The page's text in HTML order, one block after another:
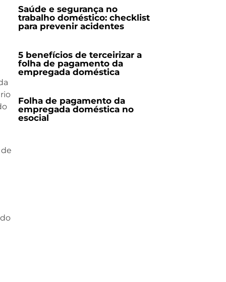
Saúde e segurança no
trabalho doméstico: checklist
para prevenir acidentes
5 benefícios de terceirizar a
folha de pagamento da
empregada doméstica
Folha de pagamento da
empregada doméstica no
esocial